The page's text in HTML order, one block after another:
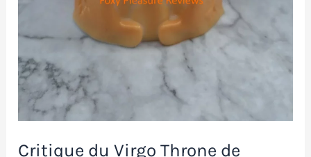
Critique du Virgo Throne de